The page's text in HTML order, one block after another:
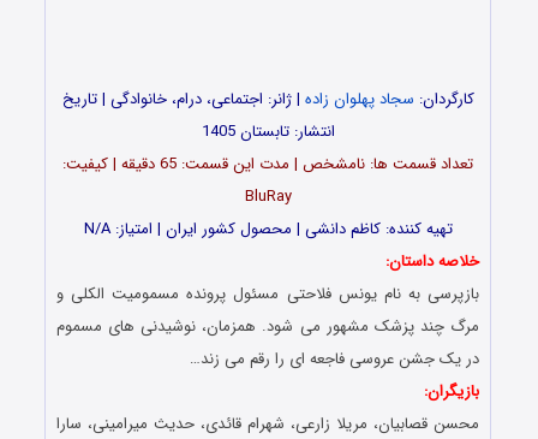
کارگردان: سجاد پهلوان زاده | ژانر: اجتماعی، درام، خانوادگی | تاریخ
انتشار: تابستان 1405
تعداد قسمت‌ ها: نامشخص | مدت این قسمت: 65 دقیقه | کیفیت:
BluRay
تهیه کننده: کاظم دانشی | محصول کشور ایران | امتیاز: N/A
خلاصه داستان:
بازپرسی به نام یونس فلاحتی مسئول پرونده مسمومیت الکلی و
مرگ چند پزشک مشهور می شود. همزمان، نوشیدنی های مسموم
در یک جشن عروسی فاجعه ای را رقم می زند…
بازیگران:
محسن قصابیان، مریلا زارعی، شهرام قائدی، حدیث میرامینی، سارا